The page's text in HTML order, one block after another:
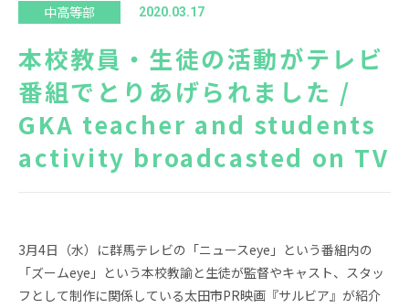
News Topics
FAQ 図書蔵書検索
保護者専用ページ
卒業生・転出された方
プライバシーポリシー
2020.03.17
中高等部
本校教員・生徒の活動がテレビ
番組でとりあげられました /
GKA teacher and students
activity broadcasted on TV
3月4日（水）に群馬テレビの「ニュースeye」という番組内の
「ズームeye」という本校教諭と生徒が監督やキャスト、スタッ
フとして制作に関係している太田市PR映画『サルビア』が紹介